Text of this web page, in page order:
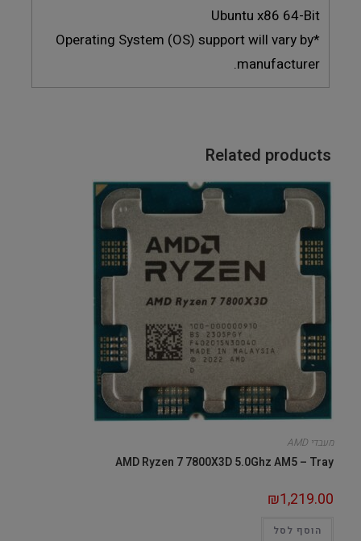
Ubuntu x86 64-Bit
*Operating System (OS) support will vary by
manufacturer.
Related products
מעבדי AMD
AMD Ryzen 7 7800X3D 5.0Ghz AM5 – Tray
₪1,219.00
הוסף לסל